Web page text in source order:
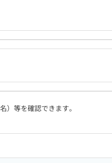
）等を確認できます。